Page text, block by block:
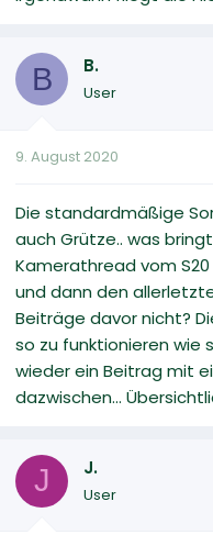
B B.
User
9. August 2020
Die standardmäßige
auch Grütze.. was
Kamerathread vom
und dann den
Beiträge davor nicht?
so zu funktionieren wie
wieder ein Beitrag mit
dazwischen...
J J.
User